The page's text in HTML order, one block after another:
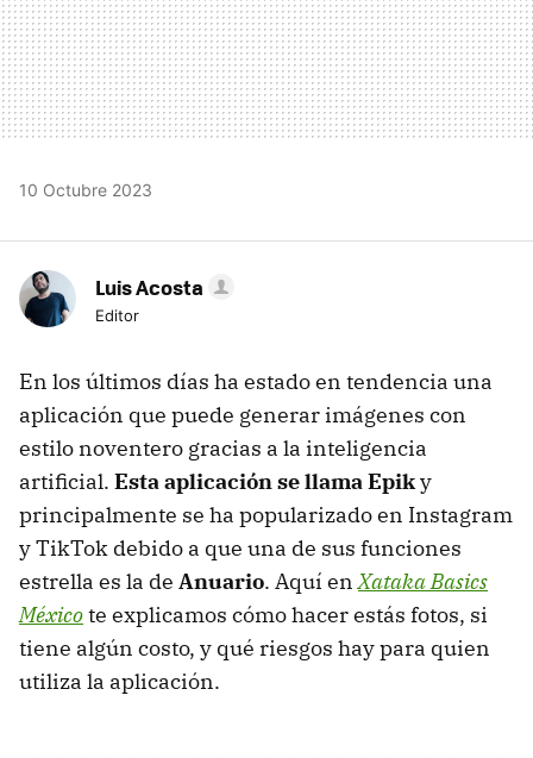
10 Octubre 2023
Luis Acosta
Editor
En los últimos días ha estado en tendencia una
aplicación que puede generar imágenes con
estilo noventero gracias a la inteligencia
artificial. Esta aplicación se llama Epiky
principalmente se ha popularizado en Instagram
y TikTok debido a que una de sus funciones
estrella es la de Anuario. Aquí enXataka Basics
Méxicote explicamos cómo hacer estás fotos, si
tiene algún costo, y qué riesgos hay para quien
utiliza la aplicación.